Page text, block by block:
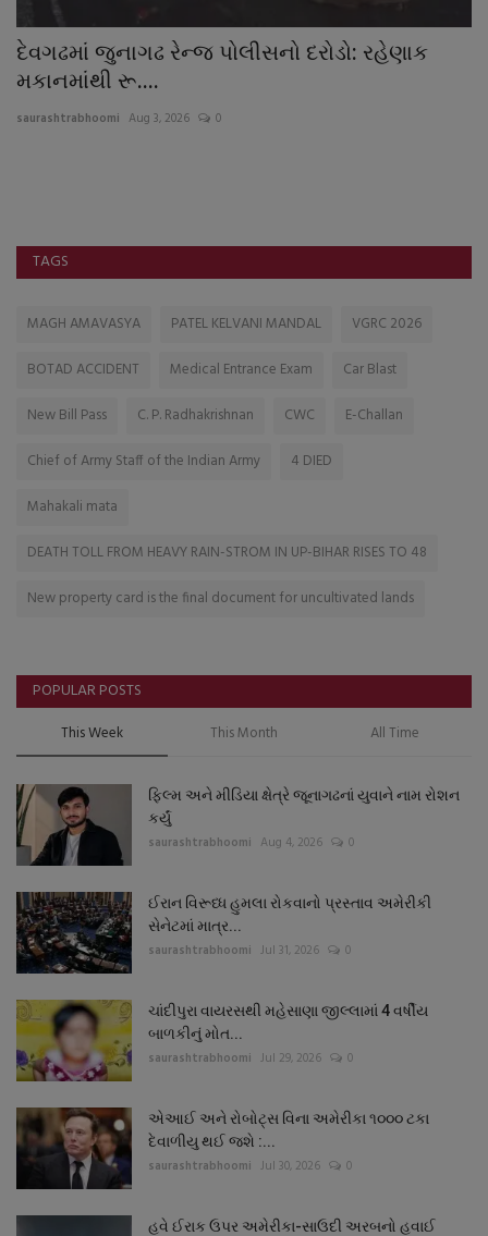
દેવગઢમાં જુનાગઢ રેન્જ પોલીસનો દરોડો: રહેણાક
મકાનમાંથી રૂ....
saurashtrabhoomi Aug 3, 2026 0
TAGS
MAGH AMAVASYA PATEL KELVANI MANDAL
VGRC 2026
BOTAD ACCIDENT
Medical Entrance Exam
Car Blast
New Bill Pass
C. P. Radhakrishnan CWC
E-Challan
Chief of Army Staff of the Indian Army
4 DIED
Mahakali mata
DEATH TOLL FROM HEAVY RAIN-STROM IN UP-BIHAR RISES TO 48
New property card is the final document for uncultivated lands
POPULAR POSTS
This Week This Month All Time
ફિલ્મ અને મીડિયા ક્ષેત્રે જૂનાગઢનાં યુવાને નામ રોશન
કર્યું
saurashtrabhoomi Aug 4, 2026 0
ઈરાન વિરૂધ્ધ હુમલા રોકવાનો પ્રસ્તાવ અમેરીકી
સેનેટમાં માત્ર...
saurashtrabhoomi Jul 31, 2026 0
ચાંદીપુરા વાયરસથી મહેસાણા જીલ્લામાં 4 વર્ષીય
બાળકીનું મોત...
saurashtrabhoomi Jul 29, 2026 0
એઆઈ અને રોબોટ્સ વિના અમેરીકા ૧૦૦૦ ટકા
દેવાળીયુ થઈ જશે :...
saurashtrabhoomi Jul 30, 2026 0
હવે ઈરાક ઉપર અમેરીકા-સાઉદી અરબનો હવાઈ